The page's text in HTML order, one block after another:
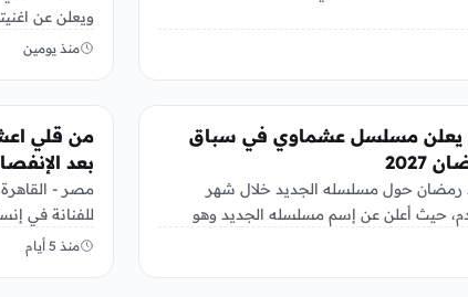
ويعلن عن
منذ يومين
يعلن مسلسل عشماوي في سباق
رمضان حول مسلسله الجديد خلال شهر
2027 القادم، حيث أعلن عن إسم مسلسله الجديد وهو
من قلي
بعد
مصر -
للفنانة في
الفنانة…
منذ 5 أيام